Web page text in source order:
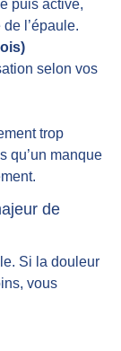
puis active,
l’épaule.
selon vos
trop
qu’un manque
de
Si la douleur
vous